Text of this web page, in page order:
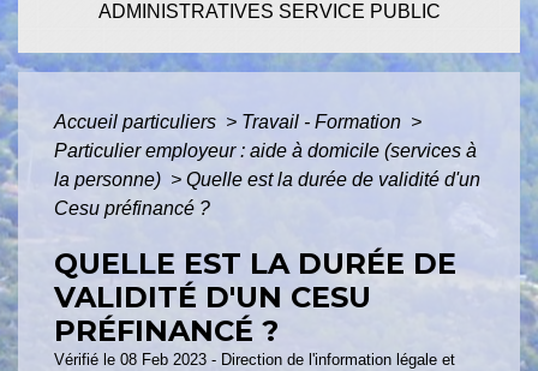
ADMINISTRATIVES SERVICE PUBLIC
Accueil particuliers > Travail - Formation >
Particulier employeur : aide à domicile (services à
la personne) > Quelle est la durée de validité d'un
Cesu préfinancé ?
QUELLE EST LA DURÉE DE
VALIDITÉ D'UN CESU
PRÉFINANCÉ ?
Vérifié le 08 Feb 2023 - Direction de l'information légale et